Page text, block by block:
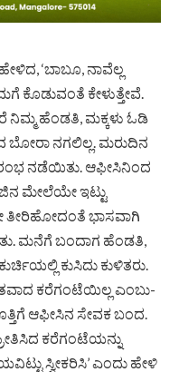
‘ಬಾಬೂ, ನಾವೆಲ್ಲ
ಕೊಡುವಂತೆ ಕೇಳುತ್ತೇವೆ.
ನಿಮ್ಮ ಹೆಂಡತಿ, ಮಕ್ಕಳು ಓಡಿ
ಬೋರಾ ನಗಲಿಲ್ಲ. ಮರುದಿನ
ನಡೆಯಿತು. ಆಫೀಸಿನಿಂದ
ಮೇಲೆಯೇ ಇಟ್ಟು
ತೀರಿ­ಹೋದಂತೆ ಭಾಸವಾಗಿ
ಮನೆಗೆ ಬಂದಾಗ ಹೆಂಡತಿ,
ಕುಸಿದು ಕುಳಿತರು.
ಕರೆಗಂಟೆಯಿಲ್ಲ ಎಂಬು­
ಆಫೀಸಿನ ಸೇವಕ ಬಂದ.
ಕರೆಗಂಟೆಯನ್ನು
ಸ್ವೀಕರಿಸಿ’ ಎಂದು ಹೇಳಿ